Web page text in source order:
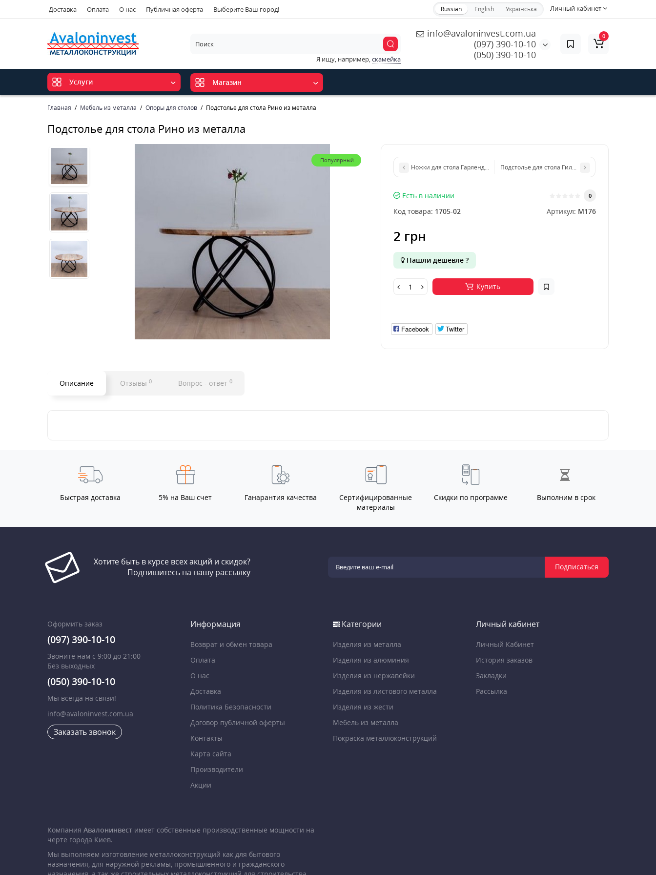
Доставка Оплата О нас Публичная оферта Выберите Ваш город! Личный кабинет
Russian English Українська
info@avaloninvest.com.ua
(097) 390-10-10
(050) 390-10-10
Я ищу, например,скамейка
0
Услуги Магазин
Главная Мебель из металла Опоры для столов Подстолье для стола Рино из металла
Подстолье для стола Рино из металла
Популярный
Ножки для стола Гарленд из металлаПодстолье для стола Гилберт из металла
Есть в наличии 0
Код товара: 1705-02 Артикул: M176
2 грн
Нашли дешевле ?
Купить
Facebook Twitter
Описание Отзывы 0 Вопрос - ответ 0
Быстрая доставка 5% на Ваш счет Ганарантия качества
Сертифицированные
материалы
Скидки по программе Выполним в срок
Хотите быть в курсе всех акций и скидок?
Подпишитесь на нашу рассылку
Подписаться
Оформить заказ
(097) 390-10-10
Звоните нам с 9:00 до 21:00
Без выходных
(050) 390-10-10
Мы всегда на связи!
info@avaloninvest.com.ua
Заказать звонок
Информация
Возврат и обмен товара
Оплата
О нас
Доставка
Политика Безопасности
Договор публичной оферты
Контакты
Карта сайта
Производители
Акции
Категории
Изделия из металла
Изделия из алюминия
Изделия из нержавейки
Изделия из листового металла
Изделия из жести
Мебель из металла
Покраска металлоконструкций
Личный кабинет
Личный Кабинет
История заказов
Закладки
Рассылка
Компания Авалонинвест имеет собственные производственные мощности на
черте города Киев.
Мы выполняем изготовление металлоконструкций как для бытового
назначения, для наружной рекламы, промышленного и гражданского